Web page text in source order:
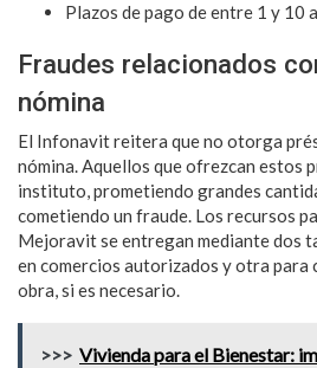
Plazos de pago de entre 1 y 10
Fraudes relacionados
nómina
El Infonavit reitera que no otorga
nómina. Aquellos que ofrezcan estos
instituto, prometiendo grandes
cometiendo un fraude. Los recursos
Mejoravit se entregan mediante dos
en comercios autorizados y otra para
obra, si es necesario.
>>> Vivienda para el Bienestar: